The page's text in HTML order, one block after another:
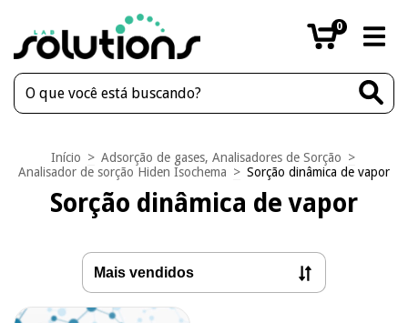
0
Início > Adsorção de gases, Analisadores de Sorção >
Analisador de sorção Hiden Isochema > Sorção dinâmica de vapor
Sorção dinâmica de vapor